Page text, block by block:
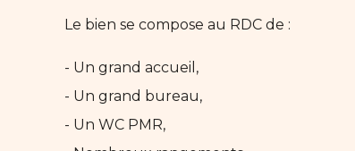
Le bien se compose au RDC de :
- Un grand accueil,
- Un grand bureau,
- Un WC PMR,